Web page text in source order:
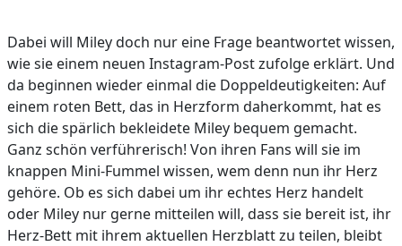
Dabei will Miley doch nur eine Frage beantwortet wissen,
wie sie einem neuen Instagram-Post zufolge erklärt. Und
da beginnen wieder einmal die Doppeldeutigkeiten: Auf
einem roten Bett, das in Herzform daherkommt, hat es
sich die spärlich bekleidete Miley bequem gemacht.
Ganz schön verführerisch! Von ihren Fans will sie im
knappen Mini-Fummel wissen, wem denn nun ihr Herz
gehöre. Ob es sich dabei um ihr echtes Herz handelt
oder Miley nur gerne mitteilen will, dass sie bereit ist, ihr
Herz-Bett mit ihrem aktuellen Herzblatt zu teilen, bleibt